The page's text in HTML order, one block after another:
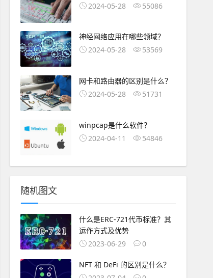
2024-05-28
55086
神经网络应用在哪些领域？
2024-05-28
53569
网卡和路由器的区别是什么？
2024-05-28
51731
winpcap是什么软件？
2024-04-11
54846
随机图文
什么是ERC-721代币标准？其
运作方式及优势
2023-06-29
0
NFT 和 DeFi 的区别是什么？